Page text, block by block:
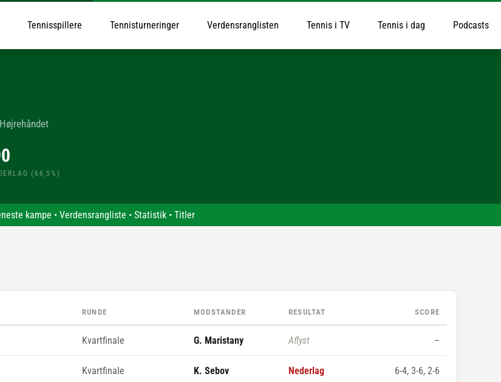
Tennisspillere Tennisturneringer Verdensranglisten Tennis i TV Tennis i dag Podcasts
Højrehåndet
(66,5%)
kampe • Verdensrangliste • Statistik• Titler
RUNDE MODSTANDER RESULTAT SCORE
Kvartfinale G. Maristany Aflyst –
Kvartfinale K. Sebov Nederlag 6-4, 3-6, 2-6